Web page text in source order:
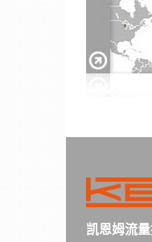
凯恩姆流